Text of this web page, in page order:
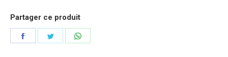
Partager ce produit
Partager Partager